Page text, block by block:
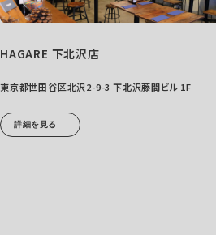
HAGARE 下北沢店
東京都世田谷区北沢2-9-3 下北沢藤間ビル 1F
詳細を見る